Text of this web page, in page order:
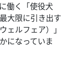
働く「使役犬
大限に引き出す
ェルフェア）」
になっていま